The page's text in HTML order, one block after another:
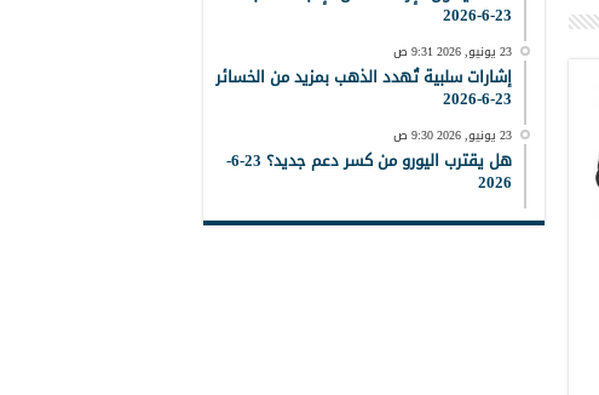
23-6-2026
23 يونيو, 2026 9:31 ص
إشارات سلبية تُهدد الذهب بمزيد من الخسائر
23-6-2026
23 يونيو, 2026 9:30 ص
هل يقترب اليورو من كسر دعم جديد؟ 23-6-
2026